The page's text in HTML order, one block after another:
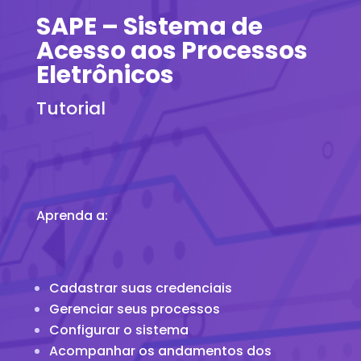
SAPE – Sistema de
Acesso aos Processos
Eletrônicos
Tutorial
Aprenda a:
Cadastrar suas credenciais
Gerenciar seus processos
Configurar o sistema
Acompanhar os andamentos dos